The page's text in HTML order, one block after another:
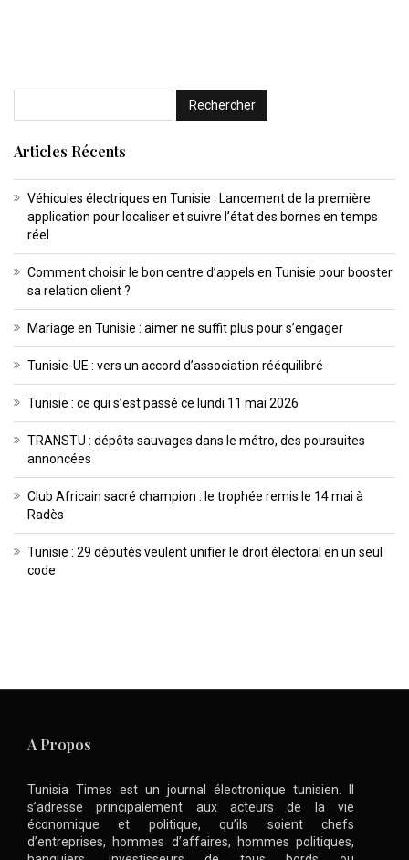
Articles Récents
Véhicules électriques en Tunisie : Lancement de la première
application pour localiser et suivre l’état des bornes en temps
réel
Comment choisir le bon centre d’appels en Tunisie pour booster
sa relation client ?
Mariage en Tunisie : aimer ne suffit plus pour s’engager
Tunisie-UE : vers un accord d’association rééquilibré
Tunisie : ce qui s’est passé ce lundi 11 mai 2026
TRANSTU : dépôts sauvages dans le métro, des poursuites
annoncées
Club Africain sacré champion : le trophée remis le 14 mai à
Radès
Tunisie : 29 députés veulent unifier le droit électoral en un seul
code
A Propos
Tunisia Times est un journal électronique tunisien. Il
s’adresse principalement aux acteurs de la vie
économique et politique, qu’ils soient chefs
d’entreprises, hommes d’affaires, hommes politiques,